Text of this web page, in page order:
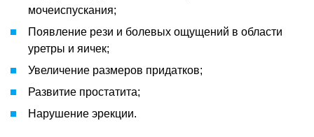
мочеиспускания;
Появление рези и болевых ощущений в области
уретры и яичек;
Увеличение размеров придатков;
Развитие простатита;
Нарушение эрекции.